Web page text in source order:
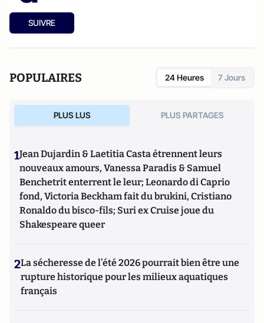
SUIVRE
POPULAIRES 24 Heures 7 Jours
PLUS LUS PLUS PARTAGES
1Jean Dujardin & Laetitia Casta étrennent leurs
nouveaux amours, Vanessa Paradis & Samuel
Benchetrit enterrent le leur; Leonardo di Caprio
fond, Victoria Beckham fait du brukini, Cristiano
Ronaldo du bisco-fils; Suri ex Cruise joue du
Shakespeare queer
2La sécheresse de l’été 2026 pourrait bien être une
rupture historique pour les milieux aquatiques
français